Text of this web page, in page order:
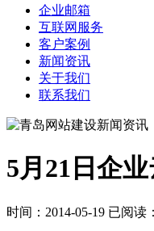
企业邮箱
互联网服务
客户案例
新闻资讯
关于我们
联系我们
5月21日企
时间：2014-05-19 已阅读